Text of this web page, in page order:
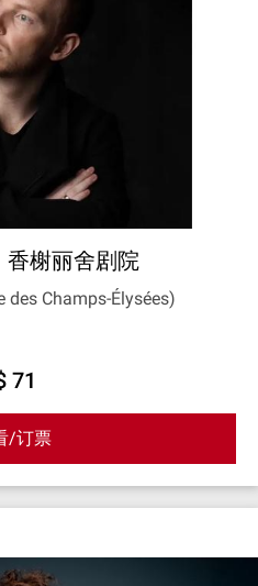
香榭丽舍剧院
des Champs-Élysées)
71
/订票